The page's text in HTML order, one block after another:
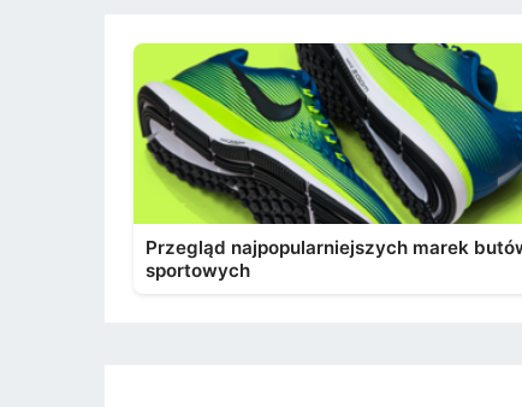
Przegląd najpopularniejszych marek
sportowych